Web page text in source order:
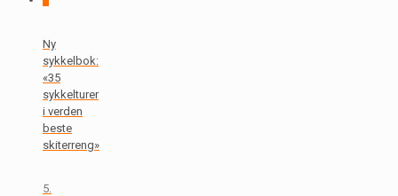
Ny
sykkelbok:
«35
sykkelturer
i verden
beste
skiterreng»
5.